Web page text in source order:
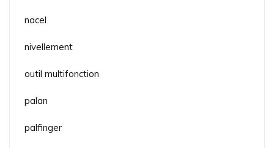
nacel
nivellement
outil multifonction
palan
palfinger